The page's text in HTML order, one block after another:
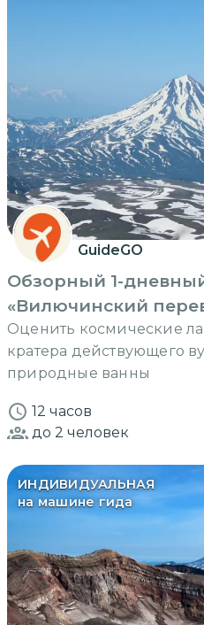
GuideGO
Обзорный 1-
«Вилючинский
Горелый»
Оценить космические
кратера действующего
природные ванны
12 часов
до 2 человек
ИНДИВИДУАЛЬНАЯ
на машине гида